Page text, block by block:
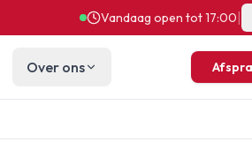
Vandaag open tot 17:00
Over ons